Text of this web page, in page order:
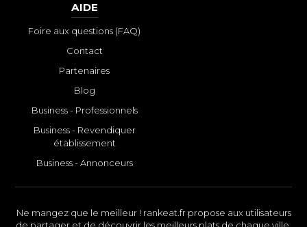
AIDE
Foire aux questions (FAQ)
Contact
Partenaires
Blog
Business - Professionnels
Business - Revendiquer
établissement
Business - Annonceurs
Ne mangez que le meilleur ! rankeat.fr propose aux utilisateurs